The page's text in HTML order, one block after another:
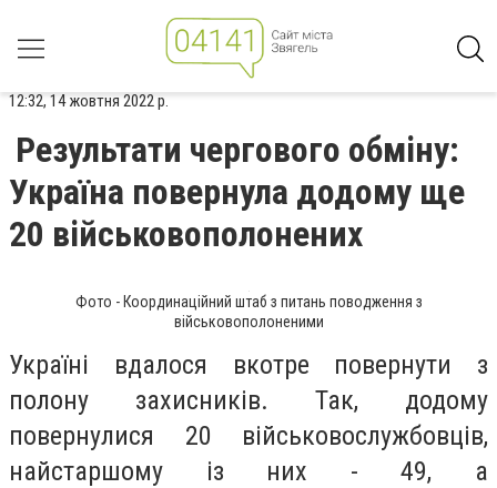
12:32, 14 жовтня 2022 р.
Результати чергового обміну:
Україна повернула додому ще
20 військовополонених
Фото - Координаційний штаб з питань поводження з
військовополоненими
Україні вдалося вкотре повернути з
полону захисників. Так, додому
повернулися 20 військовослужбовців,
найстаршому із них - 49, а